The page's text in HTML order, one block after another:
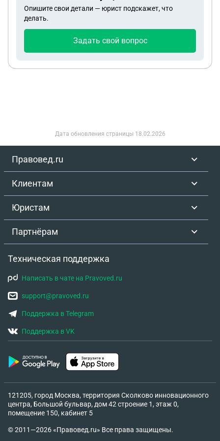
можно через госуслуги//мфц. Но, не понимаю
порядок действий. Платить возможности нет из-
за запрета на транзакции. Если бы я и смогла бы
заплатить, то только в августе. Помогите,
Опишите свои детали — юрист подскажет, что
делать.
Задать свой вопрос
Дата обновления страницы 18.02.2026
Правовед.ru
Клиентам
Юристам
Партнёрам
Техническая поддержка
Написать в чате на Pravoved.ru
support@pravoved.ru
Поддержка в Telegram
Поддержка в VK
121205, город Москва, территория Сколково инновационного
центра, Большой бульвар, дом 42 строение 1, этаж 0,
помещение 150, кабинет 5
© 2011—2026 «Правовед.ru» Все права защищены.